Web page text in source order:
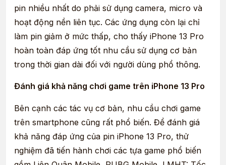
pin nhiều nhất do phải sử dụng camera, micro và
hoạt động nền liên tục. Các ứng dụng còn lại chỉ
làm pin giảm ở mức thấp, cho thấy iPhone 13 Pro
hoàn toàn đáp ứng tốt nhu cầu sử dụng cơ bản
trong thời gian dài đối với người dùng phổ thông.
Đánh giá khả năng chơi game trên iPhone 13 Pro
Bên cạnh các tác vụ cơ bản, nhu cầu chơi game
trên smartphone cũng rất phổ biến. Để đánh giá
khả năng đáp ứng của pin iPhone 13 Pro, thử
nghiệm đã tiến hành chơi các tựa game phổ biến